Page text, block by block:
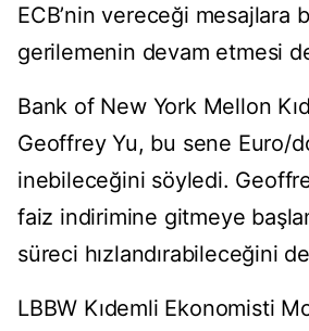
ECB’nin vereceği mesajlara
gerilemenin devam etmesi
Bank of New York Mellon
Geoffrey Yu, bu sene Euro/
inebileceğini söyledi.
faiz indirimine gitmeye
süreci hızlandırabileceğini
LBBW Kıdemli Ekonomisti